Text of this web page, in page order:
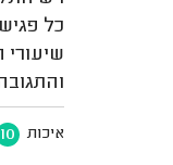
כל
איכות 10